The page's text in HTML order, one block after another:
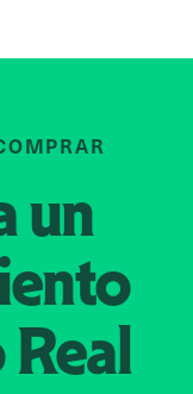
un
Real